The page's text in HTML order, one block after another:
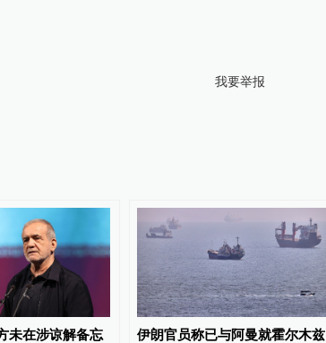
我要举报
未在涉谅解备忘
伊朗官员称已与阿曼就霍尔木兹